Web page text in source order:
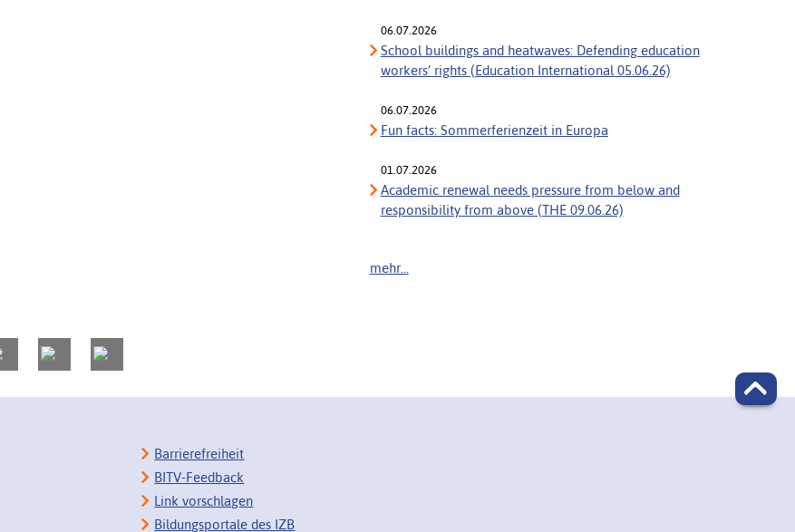
06.07.2026
School buildings and heatwaves: Defending education
workers’ rights (Education International 05.06.26)
06.07.2026
Fun facts: Sommerferienzeit in Europa
01.07.2026
Academic renewal needs pressure from below and
responsibility from above (THE 09.06.26)
mehr...
Barrierefreiheit
BITV-Feedback
Link vorschlagen
Bildungsportale des IZB